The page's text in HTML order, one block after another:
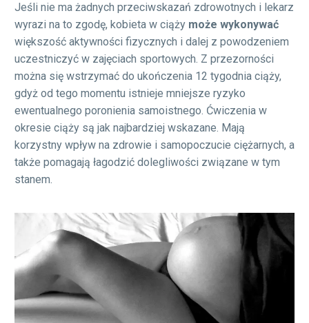
Jeśli nie ma żadnych przeciwskazań zdrowotnych i lekarz
wyrazi na to zgodę, kobieta w ciąży może wykonywać
większość aktywności fizycznych i dalej z powodzeniem
uczestniczyć w zajęciach sportowych. Z przezorności
można się wstrzymać do ukończenia 12 tygodnia ciąży,
gdyż od tego momentu istnieje mniejsze ryzyko
ewentualnego poronienia samoistnego. Ćwiczenia w
okresie ciąży są jak najbardziej wskazane. Mają
korzystny wpływ na zdrowie i samopoczucie ciężarnych, a
także pomagają łagodzić dolegliwości związane w tym
stanem.